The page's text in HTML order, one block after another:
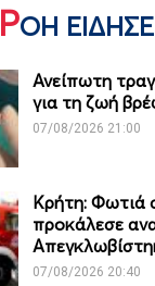
ΡΟΗ
Ανείπωτη
για τη ζωή
07/08/2026 21:00
Κρήτη: Φωτιά
προκάλεσε
07/08/2026 20:40